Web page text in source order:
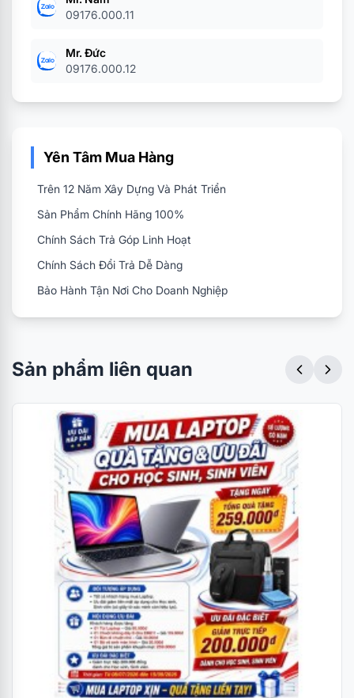
09176.000.11
Mr. Đức
09176.000.12
Yên Tâm Mua Hàng
Trên 12 Năm Xây Dựng Và Phát Triển
Sản Phẩm Chính Hãng 100%
Chính Sách Trả Góp Linh Hoạt
Chính Sách Đổi Trả Dễ Dàng
Bảo Hành Tận Nơi Cho Doanh Nghiệp
Sản phẩm liên quan